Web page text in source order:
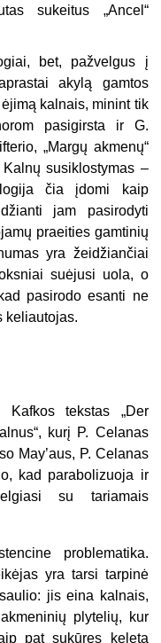
sukeitus „Ancel“
bet, pažvelgus į
akylą gamtos
kalnais, minint tik
pasigirsta ir G.
„Margų akmenų“
susiklostymas –
čia įdomi kaip
jam pasirodyti
praeities gamtinių
yra žeidžiančiai
suėjusi uola, o
pasirodo esanti ne
keliautojas.
Kafkos tekstas „Der
kurį P. Celanas
May’aus, P. Celanas
kad parabolizuoja ir
su tariamais
problematika.
yra tarsi tarpinė
jis eina kalnais,
plytelių, kur
pat sukūręs keletą